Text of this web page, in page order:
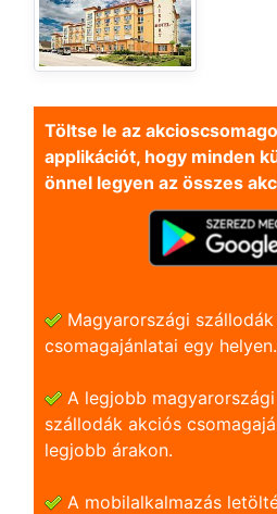
Töltse le az
applikációt, hogy minden
önnel legyen az összes
Magyarországi
csomagajánlatai egy helyen.
A legjobb
szállodák akciós
legjobb árakon.
A mobilalkalmazás